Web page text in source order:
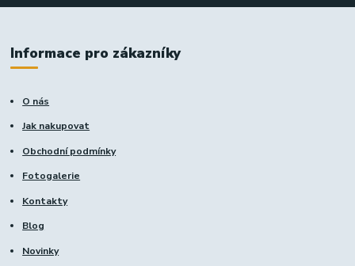
Informace pro zákazníky
O nás
Jak nakupovat
Obchodní podmínky
Fotogalerie
Kontakty
Blog
Novinky